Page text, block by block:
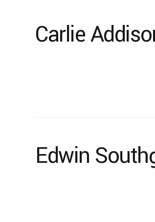
Carlie
Edwin